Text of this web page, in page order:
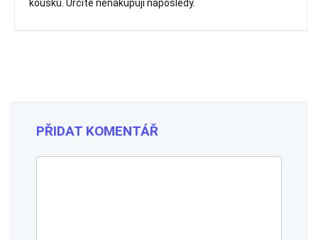
kousků. Určitě nenakupuji naposledy.
PŘIDAT KOMENTÁŘ